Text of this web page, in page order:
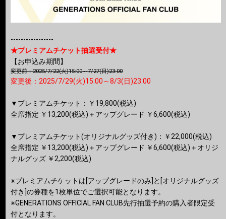
-----------------
★プレミアムチケット抽選受付★
【お申込み期間】
変更前：2025/7/22(火)15:00～7/27(日)23:00
変更後：2025/7/29(火)15:00～8/3(日)23:00
▼プレミアムチケット：￥19,800(税込)
全席指定 ￥13,200(税込)＋アップグレード ￥6,600(税込)
▼プレミアムチケット(オリジナルグッズ付き)：￥22,000(税込)
全席指定 ￥13,200(税込)＋アップグレード ￥6,600(税込)＋オリジ
ナルグッズ ￥2,200(税込)
※プレミアムチケットは[アップグレードのみ]と[オリジナルグッズ
付き]の券種を1枚単位でご選択可能となります。
※GENERATIONS OFFICIAL FAN CLUB先行抽選予約の購入者限定受
付となります。